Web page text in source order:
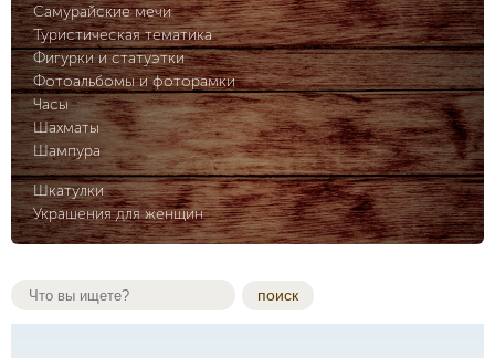
Самурайские мечи
Туристическая тематика
Фигурки и статуэтки
Фотоальбомы и фоторамки
Часы
Шахматы
Шампура
Шкатулки
Украшения для женщин
поиск